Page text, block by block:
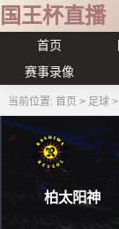
国王杯直播
首页
赛事录像
当前位置: 首页 > 足球>